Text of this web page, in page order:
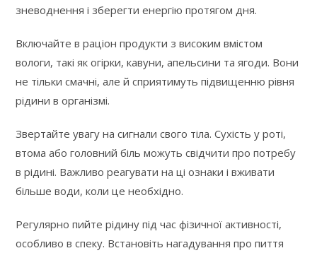
зневоднення і зберегти енергію протягом дня.
Включайте в раціон продукти з високим вмістом
вологи, такі як огірки, кавуни, апельсини та ягоди. Вони
не тільки смачні, але й сприятимуть підвищенню рівня
рідини в організмі.
Звертайте увагу на сигнали свого тіла. Сухість у роті,
втома або головний біль можуть свідчити про потребу
в рідині. Важливо реагувати на ці ознаки і вживати
більше води, коли це необхідно.
Регулярно пийте рідину під час фізичної активності,
особливо в спеку. Встановіть нагадування про пиття